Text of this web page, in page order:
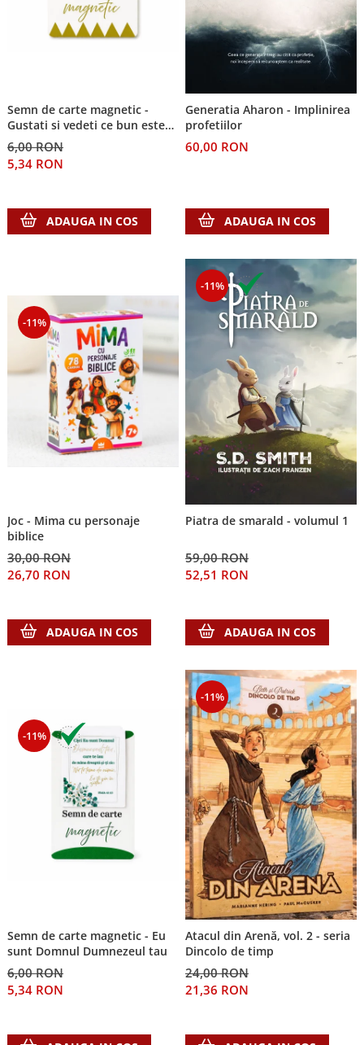
Semn de carte magnetic -
Gustati si vedeti ce bun este
Domnul!
6,00 RON
5,34 RON
ADAUGA IN COS
Generatia Aharon - Implinirea
profetiilor
60,00 RON
ADAUGA IN COS
-11%
Joc - Mima cu personaje
biblice
30,00 RON
26,70 RON
ADAUGA IN COS
-11%
Piatra de smarald - volumul 1
59,00 RON
52,51 RON
ADAUGA IN COS
-11%
Semn de carte magnetic - Eu
sunt Domnul Dumnezeul tau
6,00 RON
5,34 RON
-11%
Atacul din Arenă, vol. 2 - seria
Dincolo de timp
24,00 RON
21,36 RON